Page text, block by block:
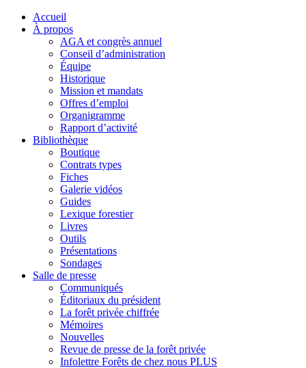
Accueil
À propos
AGA et congrès annuel
Conseil d’administration
Équipe
Historique
Mission et mandats
Offres d’emploi
Organigramme
Rapport d’activité
Bibliothèque
Boutique
Contrats types
Fiches
Galerie vidéos
Guides
Lexique forestier
Livres
Outils
Présentations
Sondages
Salle de presse
Communiqués
Éditoriaux du président
La forêt privée chiffrée
Mémoires
Nouvelles
Revue de presse de la forêt privée
Infolettre Forêts de chez nous PLUS